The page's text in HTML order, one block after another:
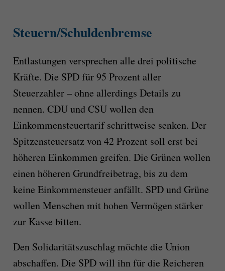
Steuern/Schuldenbremse
Entlastungen versprechen alle drei politische
Kräfte. Die SPD für 95 Prozent aller
Steuerzahler – ohne allerdings Details zu
nennen. CDU und CSU wollen den
Einkommensteuertarif schrittweise senken. Der
Spitzensteuersatz von 42 Prozent soll erst bei
höheren Einkommen greifen. Die Grünen wollen
einen höheren Grundfreibetrag, bis zu dem
keine Einkommensteuer anfällt. SPD und Grüne
wollen Menschen mit hohen Vermögen stärker
zur Kasse bitten.
Den Solidaritätszuschlag möchte die Union
abschaffen. Die SPD will ihn für die Reicheren